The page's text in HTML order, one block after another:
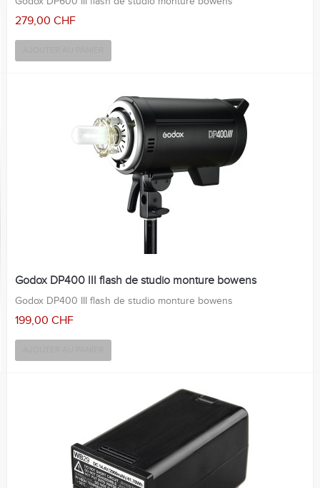
279,00 CHF
Godox DP400 III flash de studio monture bowens
Godox DP400 III flash de studio monture bowens
199,00 CHF